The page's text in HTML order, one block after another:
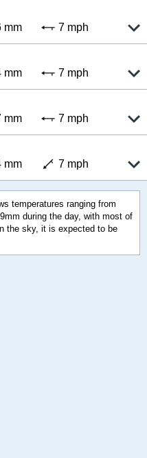
mm 7 mph
mm 7 mph
mm 7 mph
mm 7 mph
temperatures ranging from
during the day, with most of
the sky, it is expected to be